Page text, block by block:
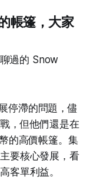
帳篷，大家
過的 Snow
停滯的問題，儘
，但他們還是在
的高價帳篷。集
要核心發展，看
客單利益。